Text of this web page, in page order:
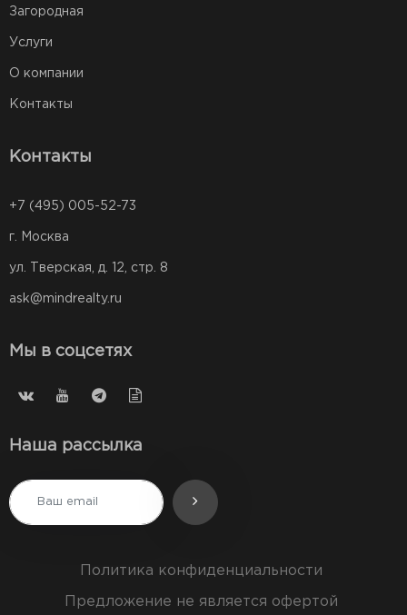
Загородная
Услуги
О компании
Контакты
Контакты
+7 (495) 005-52-73
г. Москва
ул. Тверская, д. 12, стр. 8
ask@mindrealty.ru
Мы в соцсетях
Наша рассылка
Политика конфиденциальности
Предложение не является офертой